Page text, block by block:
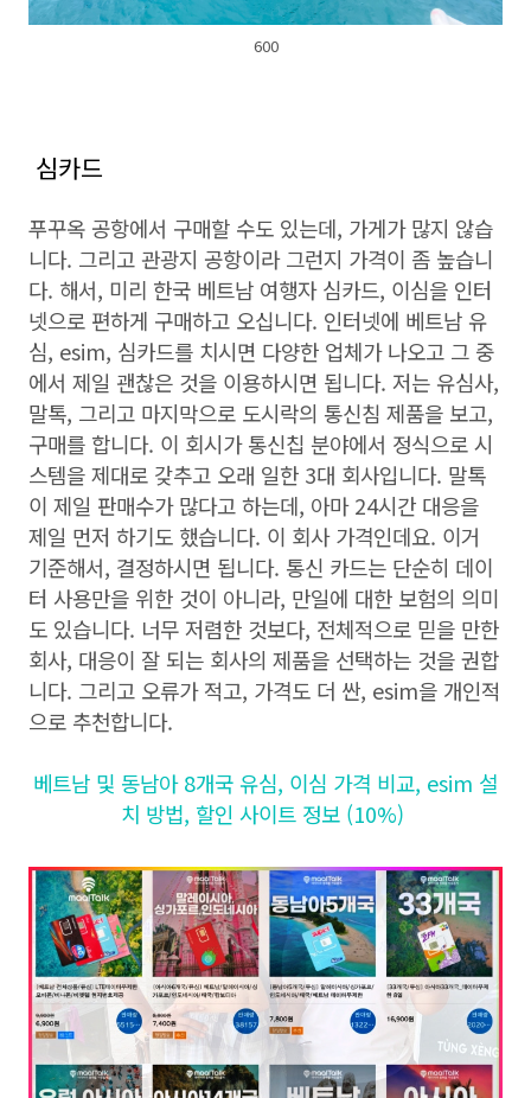
600
심카드
푸꾸옥 공항에서 구매할 수도 있는데, 가게가 많지 않습
니다. 그리고 관광지 공항이라 그런지 가격이 좀 높습니
다. 해서, 미리 한국 베트남 여행자 심카드, 이심을 인터
넷으로 편하게 구매하고 오십니다. 인터넷에 베트남 유
심, esim, 심카드를 치시면 다양한 업체가 나오고 그 중
에서 제일 괜찮은 것을 이용하시면 됩니다. 저는 유심사,
말톡, 그리고 마지막으로 도시락의 통신침 제품을 보고,
구매를 합니다. 이 회시가 통신칩 분야에서 정식으로 시
스템을 제대로 갖추고 오래 일한 3대 회사입니다. 말톡
이 제일 판매수가 많다고 하는데, 아마 24시간 대응을
제일 먼저 하기도 했습니다. 이 회사 가격인데요. 이거
기준해서, 결정하시면 됩니다. 통신 카드는 단순히 데이
터 사용만을 위한 것이 아니라, 만일에 대한 보험의 의미
도 있습니다. 너무 저렴한 것보다, 전체적으로 믿을 만한
회사, 대응이 잘 되는 회사의 제품을 선택하는 것을 권합
니다. 그리고 오류가 적고, 가격도 더 싼, esim을 개인적
으로 추천합니다.
베트남 및 동남아 8개국 유심, 이심 가격 비교, esim 설
치 방법, 할인 사이트 정보 (10%)